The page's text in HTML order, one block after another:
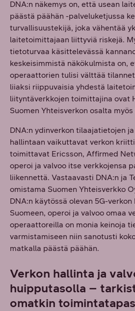
DNA:n näkemys on, että usean
päästä päähän -palveluketjussa
turvallisuustekijä, joka vähentää
laitetoimittajaan liittyviä riskejä.
tietoturvaa käsittelevässä
keskeisimmistä näkökulmista on,
operaattorien tulisi välttää
liiaksi riippuvaisia yhdestä
liityntäverkkojen toimittajina ovat
Suomen Yhteisverkon osalta myös
DNA:n ydinverkon tilaajatietojen
hallintaan vaikuttavat verkon
toimittavat Ericsson, Affirmed
operoi ja valvoo itse verkkojensa
liikennettä. Vastaavasti DNA:n ja
omistama Suomen Yhteisverkko
DNA:n käytössä olevan 5G-verkon
Suomeen, operoi ja valvoo omaa
operaattoreilla on monia keinoja
varmistamiseen niin sanotusti
matkalla päästä päähän.
Verkon hallinta ja
huipputasolla –
omatkin